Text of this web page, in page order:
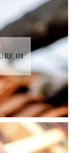
01